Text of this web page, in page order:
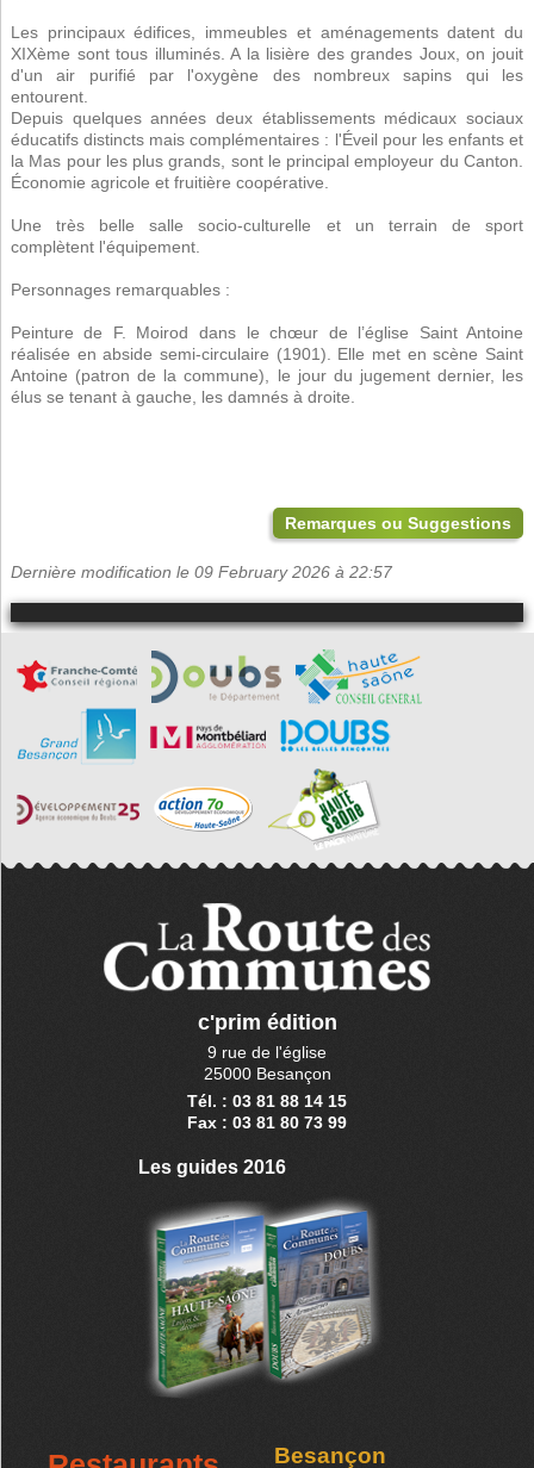
Les principaux édifices, immeubles et aménagements datent du
XIXème sont tous illuminés. A la lisière des grandes Joux, on jouit
d'un air purifié par l'oxygène des nombreux sapins qui les
entourent.
Depuis quelques années deux établissements médicaux sociaux
éducatifs distincts mais complémentaires : l'Éveil pour les enfants et
la Mas pour les plus grands, sont le principal employeur du Canton.
Économie agricole et fruitière coopérative.
Une très belle salle socio-culturelle et un terrain de sport
complètent l'équipement.
Personnages remarquables :
Peinture de F. Moirod dans le chœur de l’église Saint Antoine
réalisée en abside semi-circulaire (1901). Elle met en scène Saint
Antoine (patron de la commune), le jour du jugement dernier, les
élus se tenant à gauche, les damnés à droite.
Remarques ou Suggestions
Dernière modification le 09 February 2026 à 22:57
c'prim édition
9 rue de l'église
25000 Besançon
Tél. : 03 81 88 14 15
Fax : 03 81 80 73 99
Les guides 2016
Besançon